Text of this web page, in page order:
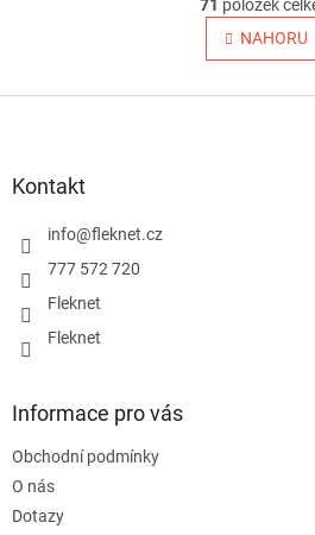
v
l
á
á
n
k
v
71 položek
NAHORU
Kontakt
info@fleknet.cz
777 572 720
Fleknet
Fleknet
Informace pro vás
Obchodní podmínky
O nás
Dotazy